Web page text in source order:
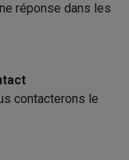
réponse dans les
contacterons le